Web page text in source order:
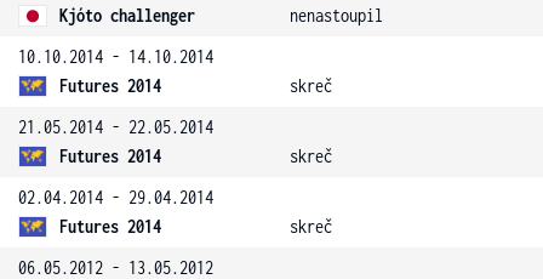
Kjóto challenger
nenastoupil
10.10.2014 - 14.10.2014
Futures 2014
skreč
21.05.2014 - 22.05.2014
Futures 2014
skreč
02.04.2014 - 29.04.2014
Futures 2014
skreč
06.05.2012 - 13.05.2012